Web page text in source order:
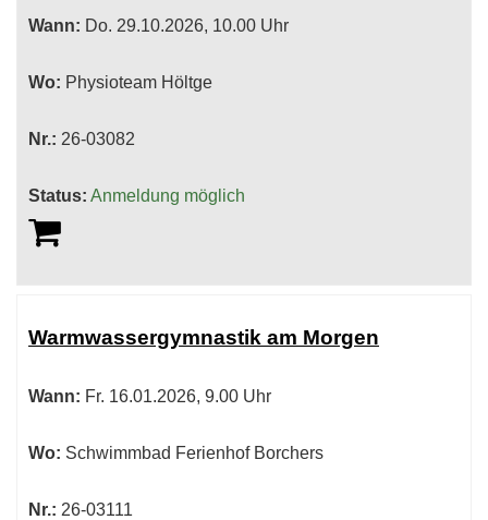
Wann: Do. 29.10.2026, 10.00 Uhr
Wo: Physioteam Höltge
Nr.: 26-03082
Status: Anmeldung möglich
Warmwassergymnastik am Morgen
Wann: Fr. 16.01.2026, 9.00 Uhr
Wo: Schwimmbad Ferienhof Borchers
Nr.: 26-03111